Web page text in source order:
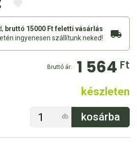
bruttó 15000 Ft feletti vásárlás
ingyenesen szállítunk neked!
Bruttó ár: 1 564 Ft
készleten
db